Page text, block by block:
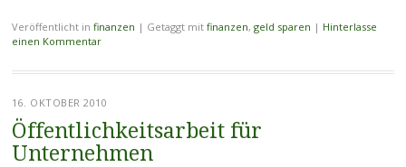
Veröffentlicht in finanzen | Getaggt mit finanzen, geld sparen | Hinterlasse
einen Kommentar
16. OKTOBER 2010
Öffentlichkeitsarbeit für
Unternehmen